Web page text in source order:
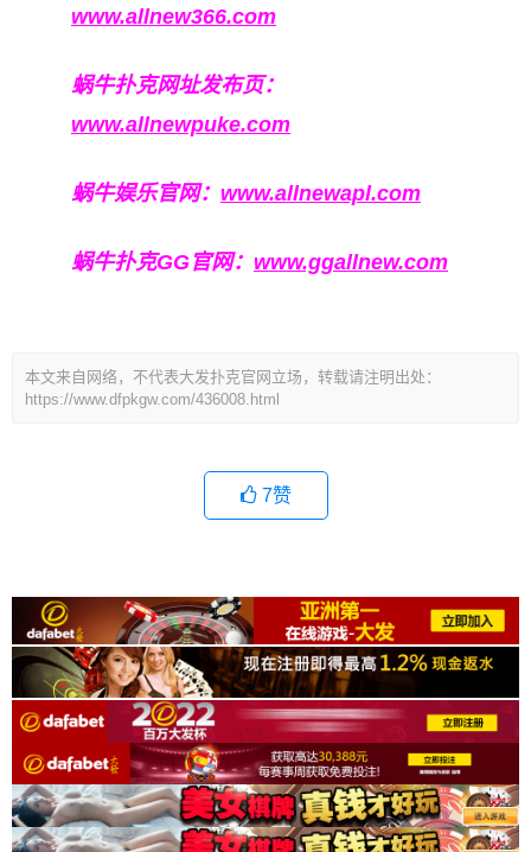
www.allnew366.com
蜗牛扑克网址发布页：
www.allnewpuke.com
蜗牛娱乐官网： www.allnewapl.com
蜗牛扑克GG官网： www.ggallnew.com
本文来自网络，不代表大发扑克官网立场，转载请注明出处：
https://www.dfpkgw.com/436008.html
7赞